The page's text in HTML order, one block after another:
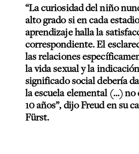
“La curiosidad del niño
alto grado si en cada
aprendizaje halla la
correspondiente. El
las relaciones
la vida sexual y la
significado social debería
la escuela elemental (…) no
10 años”, dijo Freud en su
Fürst.